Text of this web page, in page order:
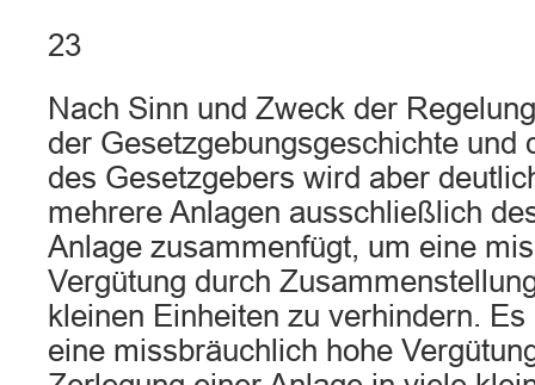
23
Nach Sinn und Zweck der
der Gesetzgebungsgeschichte und
des Gesetzgebers wird aber
mehrere Anlagen ausschließlich
Anlage zusammenfügt, um eine
Vergütung durch
kleinen Einheiten zu verhindern.
eine missbräuchlich hohe